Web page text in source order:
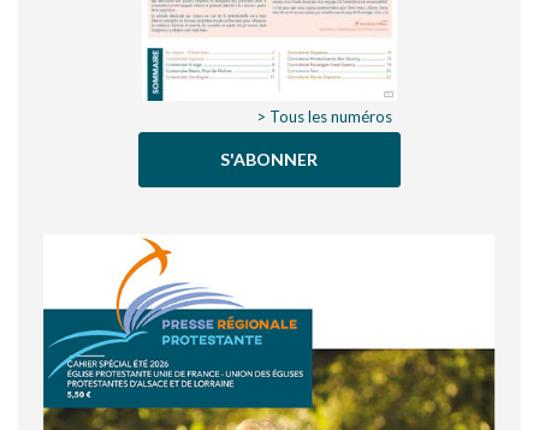
> Tous les numéros
S'ABONNER